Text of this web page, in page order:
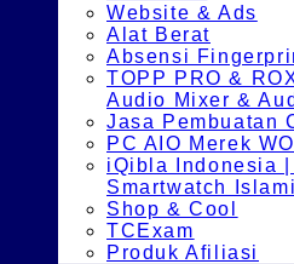
Website & Ads
Alat Berat
Absensi
TOPP PRO &
Audio Mixer &
Jasa Pembuatan
PC AIO Merek
iQibla Indonesia
Smartwatch Islami
Shop & Cool
TCExam
Produk Afiliasi